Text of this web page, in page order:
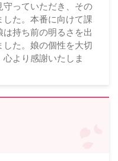
守っていただき、その
た。本番に向けて課
持ち前の明るさを出
した。娘の個性を大切
より感謝いたしま